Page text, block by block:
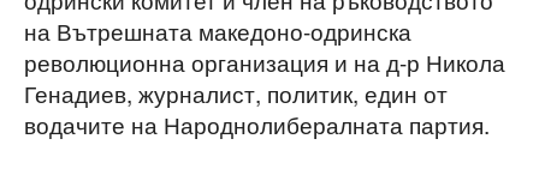
на Вътрешната македоно-одринска
революционна организация и на д-р Никола
Генадиев, журналист, политик, един от
водачите на Народнолибералната партия.